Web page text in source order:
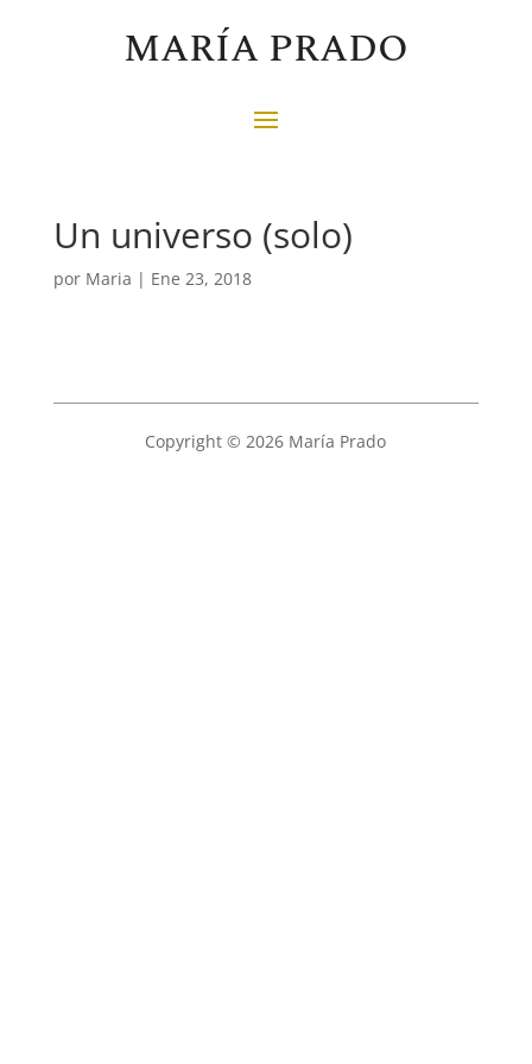
MARÍA PRADO
Un universo (solo)
por Maria | Ene 23, 2018
Copyright © 2026 María Prado